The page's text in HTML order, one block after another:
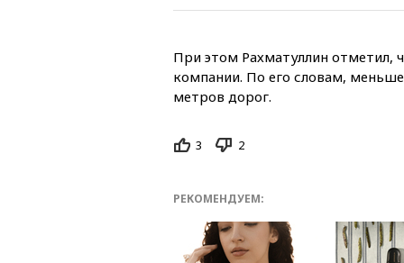
При этом Рахматуллин отметил,
компании. По его словам,
метров дорог.
3 2
РЕКОМЕНДУЕМ: